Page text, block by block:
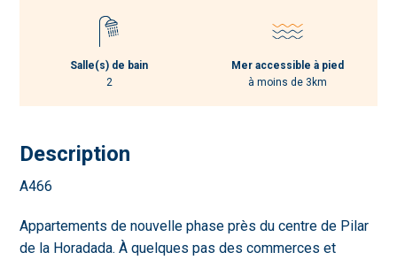
Salle(s) de bain
2
Mer accessible à pied
à moins de 3km
Description
A466
Appartements de nouvelle phase près du centre de Pilar
de la Horadada. À quelques pas des commerces et